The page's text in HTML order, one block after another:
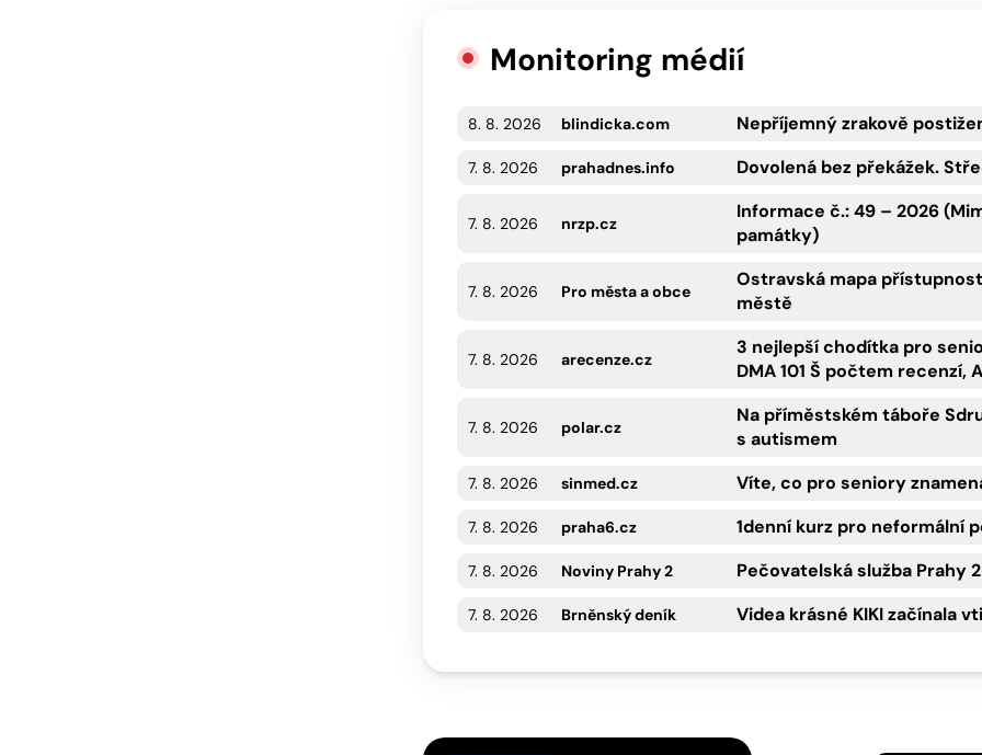
Monitoring médií
8. 8. 2026 blindicka.com Nepříjemný zrakově
7. 8. 2026 prahadnes.info Dovolená bez překážek.
7. 8. 2026 nrzp.cz
Informace č.: 49 – 2026
památky)
7. 8. 2026 Pro města a obce
Ostravská mapa
městě
7. 8. 2026 arecenze.cz
3 nejlepší chodítka pro
DMA 101 Š počtem recenzí,
7. 8. 2026 polar.cz
Na příměstském táboře
s autismem
7. 8. 2026 sinmed.cz Víte, co pro seniory
7. 8. 2026 praha6.cz 1denní kurz pro neformální
7. 8. 2026 Noviny Prahy 2 Pečovatelská služba Prahy
7. 8. 2026 Brněnský deník Videa krásné KIKI začínala